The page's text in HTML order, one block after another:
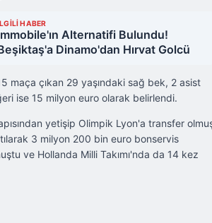
HABER
Alternatifi Bulundu!
Dinamo'dan Hırvat Golcü
maça çıkan 29 yaşındaki sağ bek, 2 asist
ise 15 milyon euro olarak belirlendi.
yetişip Olimpik Lyon'a transfer
3 milyon 200 bin euro bonservis
ve Hollanda Milli Takımı'nda da 14 kez